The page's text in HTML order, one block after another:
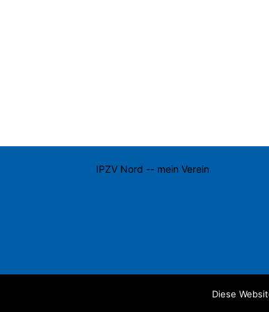
IPZV Nord -- mein Verein
Diese